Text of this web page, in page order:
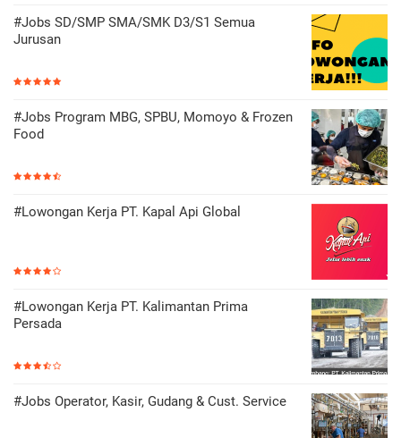
#Jobs SD/SMP SMA/SMK D3/S1 Semua
Jurusan
#Jobs Program MBG, SPBU, Momoyo & Frozen
Food
#Lowongan Kerja PT. Kapal Api Global
#Lowongan Kerja PT. Kalimantan Prima
Persada
#Jobs Operator, Kasir, Gudang & Cust. Service